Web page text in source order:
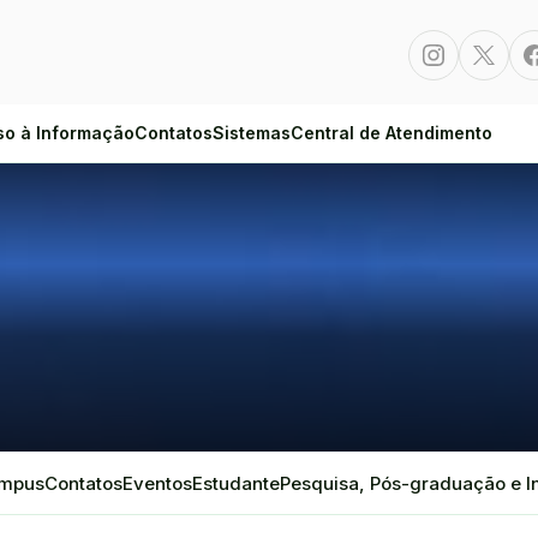
Instagram
à InformaçãoContatosSistemasCentral de Atendimento
ContatosEventosEstudantePesquisa, Pós-graduação e